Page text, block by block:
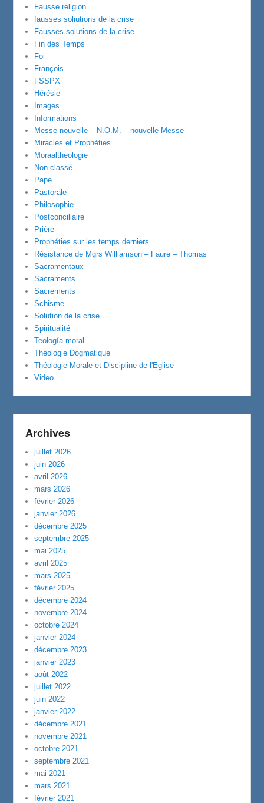
Fausse religion
fausses soliutions de la crise
Fausses solutions de la crise
Fin des Temps
Foi
François
FSSPX
Hérésie
Images
Informations
Messe nouvelle – N.O.M. – nouvelle Messe
Miracles et Prophéties
Moraaltheologie
Non classé
Pape
Pastorale
Philosophie
Postconciliaire
Prière
Prophéties sur les temps derniers
Résistance de Mgrs Williamson – Faure – Thomas
Sacramentaux
Sacraments
Sacrements
Schisme
Solution de la crise
Spiritualité
Teología moral
Théologie Dogmatique
Théologie Morale et Discipline de l'Eglise
Video
Archives
juillet 2026
juin 2026
avril 2026
mars 2026
février 2026
janvier 2026
décembre 2025
septembre 2025
mai 2025
avril 2025
mars 2025
février 2025
décembre 2024
novembre 2024
octobre 2024
janvier 2024
décembre 2023
janvier 2023
août 2022
juillet 2022
juin 2022
janvier 2022
décembre 2021
novembre 2021
octobre 2021
septembre 2021
mai 2021
mars 2021
février 2021